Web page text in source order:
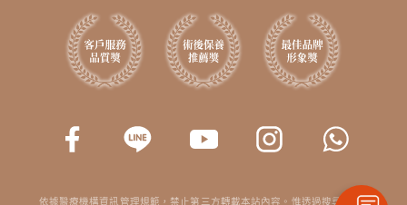
依據醫療機構資訊管理規範，禁止第三方轉載本站內容。惟透過搜尋